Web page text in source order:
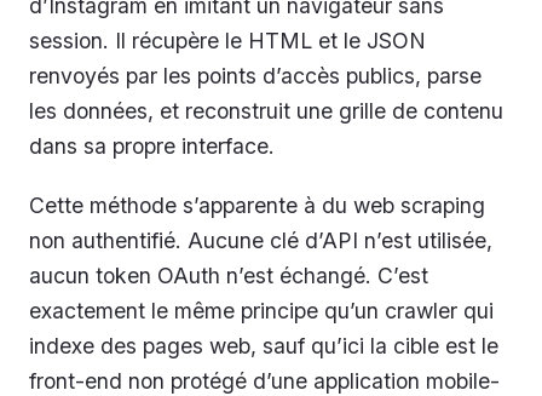
session. Il récupère le HTML et le JSON
renvoyés par les points d’accès publics, parse
les données, et reconstruit une grille de contenu
dans sa propre interface.
Cette méthode s’apparente à du web scraping
non authentifié. Aucune clé d’API n’est utilisée,
aucun token OAuth n’est échangé. C’est
exactement le même principe qu’un crawler qui
indexe des pages web, sauf qu’ici la cible est le
front-end non protégé d’une application mobile-